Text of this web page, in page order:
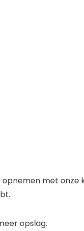
met onze
opslag.